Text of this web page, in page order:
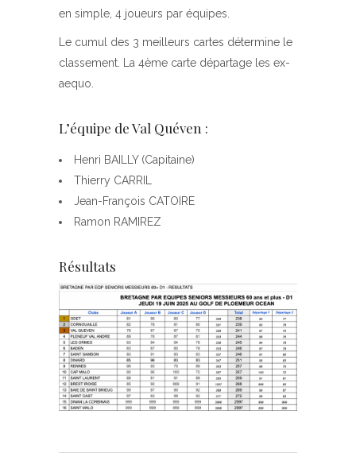
en simple, 4 joueurs par équipes.
Le cumul des 3 meilleurs cartes détermine le
classement. La 4ème carte départage les ex-
aequo.
L’équipe de Val Quéven :
Henri BAILLY (Capitaine)
Thierry CARRIL
Jean-François CATOIRE
Ramon RAMIREZ
Résultats